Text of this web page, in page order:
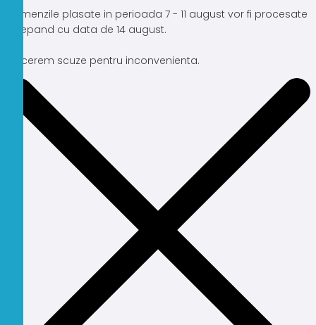
Comenzile plasate in perioada 7 - 11 august vor fi procesate
incepand cu data de 14 august.
Ne cerem scuze pentru inconvenienta.